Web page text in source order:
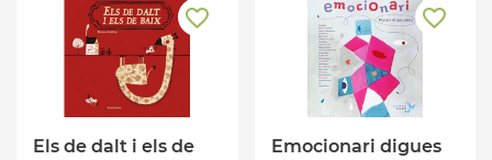
Els de dalt i els de
Emocionari digues